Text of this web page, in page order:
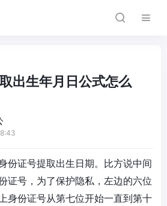
出生年月日公式怎么
份证号提取出生日期。比方说中间
证号，为了保护隐私，左边的六位
身份证号从第七位开始一直到第十